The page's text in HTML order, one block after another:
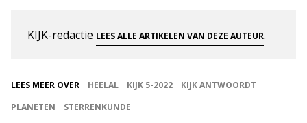
KIJK-redactie LEES ALLE ARTIKELEN VAN DEZE AUTEUR.
LEES MEER OVER HEELAL KIJK 5-2022
KIJK ANTWOORDT
PLANETEN
STERRENKUNDE